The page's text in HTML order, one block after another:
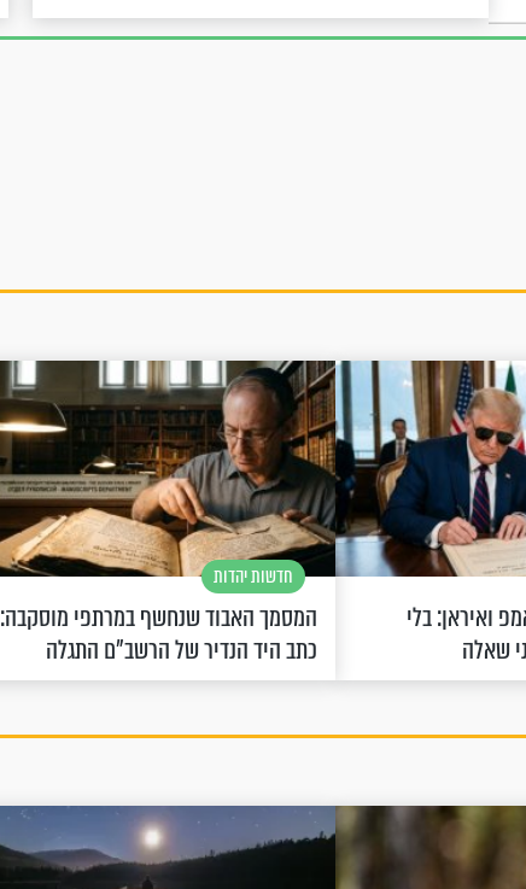
ואיראן: בלי
שאלה
חדשות יהדות
המסמך האבוד שנחשף במרתפי מוסקבה:
כתב היד הנדיר של הרשב"ם התגלה